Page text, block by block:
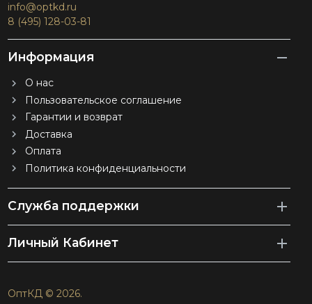
info@optkd.ru
8 (495) 128-03-81
Информация
О нас
Пользовательское соглашение
Гарантии и возврат
Доставка
Оплата
Политика конфиденциальности
Служба поддержки
Личный Кабинет
ОптКД © 2026.